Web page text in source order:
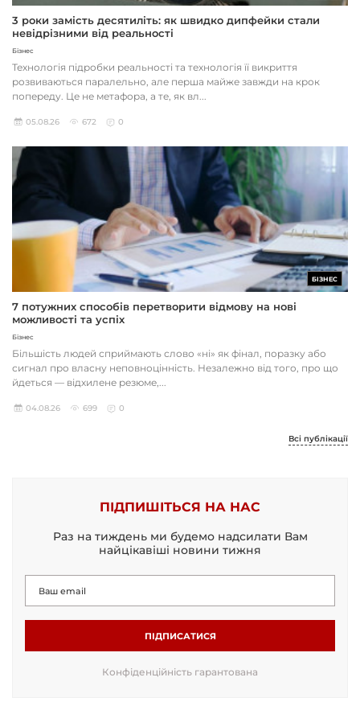
3 роки замість десятиліть: як швидко дипфейки стали
невідрізними від реальності
Бізнес
Технологія підробки реальності та технологія її викриття
розвиваються паралельно, але перша майже завжди на крок
попереду. Це не метафора, а те, як вл...
05.08.26 672 0
БІЗНЕС
7 потужних способів перетворити відмову на нові
можливості та успіх
Бізнес
Більшість людей сприймають слово «ні» як фінал, поразку або
сигнал про власну неповноцінність. Незалежно від того, про що
йдеться — відхилене резюме,...
04.08.26 699 0
Всі публікації
ПІДПИШІТЬСЯ НА НАС
Раз на тиждень ми будемо надсилати Вам
найцікавіші новини тижня
ПІДПИСАТИСЯ
Конфіденційність гарантована